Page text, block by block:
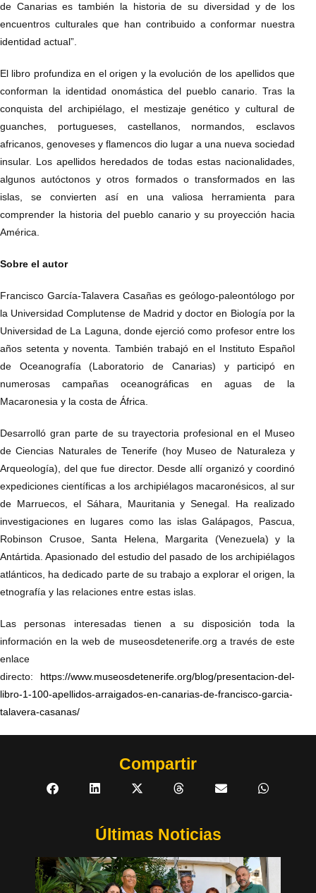
de Canarias es también la historia de su diversidad y de los
encuentros culturales que han contribuido a conformar nuestra
identidad actual”.
El libro profundiza en el origen y la evolución de los apellidos que
conforman la identidad onomástica del pueblo canario. Tras la
conquista del archipiélago, el mestizaje genético y cultural de
guanches, portugueses, castellanos, normandos, esclavos
africanos, genoveses y flamencos dio lugar a una nueva sociedad
insular. Los apellidos heredados de todas estas nacionalidades,
algunos autóctonos y otros formados o transformados en las
islas, se convierten así en una valiosa herramienta para
comprender la historia del pueblo canario y su proyección hacia
América.
Sobre el autor
Francisco García-Talavera Casañas es geólogo-paleontólogo por
la Universidad Complutense de Madrid y doctor en Biología por la
Universidad de La Laguna, donde ejerció como profesor entre los
años setenta y noventa. También trabajó en el Instituto Español
de Oceanografía (Laboratorio de Canarias) y participó en
numerosas campañas oceanográficas en aguas de la
Macaronesia y la costa de África.
Desarrolló gran parte de su trayectoria profesional en el Museo
de Ciencias Naturales de Tenerife (hoy Museo de Naturaleza y
Arqueología), del que fue director. Desde allí organizó y coordinó
expediciones científicas a los archipiélagos macaronésicos, al sur
de Marruecos, el Sáhara, Mauritania y Senegal. Ha realizado
investigaciones en lugares como las islas Galápagos, Pascua,
Robinson Crusoe, Santa Helena, Margarita (Venezuela) y la
Antártida. Apasionado del estudio del pasado de los archipiélagos
atlánticos, ha dedicado parte de su trabajo a explorar el origen, la
etnografía y las relaciones entre estas islas.
Las personas interesadas tienen a su disposición toda la
información en la web de museosdetenerife.org a través de este
enlace
directo: https://www.museosdetenerife.org/blog/presentacion-del-
libro-1-100-apellidos-arraigados-en-canarias-de-francisco-garcia-
talavera-casanas/
Compartir
Últimas Noticias